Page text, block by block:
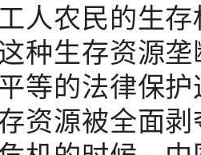
人农民的生
种生存资源
等的法律保
资源被全面